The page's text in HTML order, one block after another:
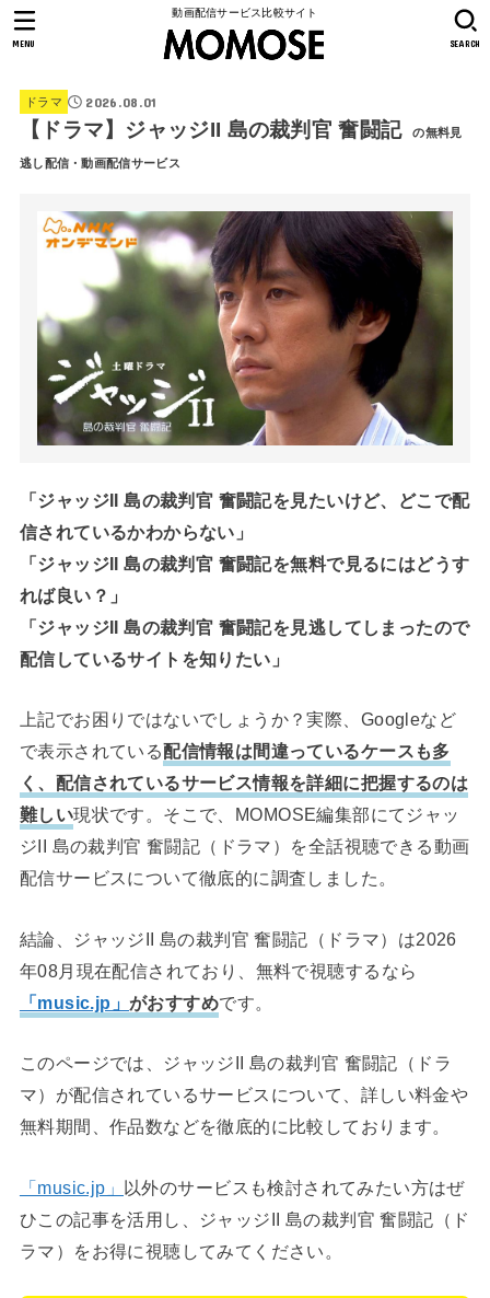
動画配信サービス比較サイト
SEARCH
MENU
ドラマ 2026.08.01
【ドラマ】ジャッジII 島の裁判官 奮闘記 の無料見
逃し配信・動画配信サービス
「ジャッジII 島の裁判官 奮闘記を見たいけど、どこで配
信されているかわからない」
「ジャッジII 島の裁判官 奮闘記を無料で見るにはどうす
れば良い？」
「ジャッジII 島の裁判官 奮闘記を見逃してしまったので
配信しているサイトを知りたい」
上記でお困りではないでしょうか？実際、Googleなど
で表示されている配信情報は間違っているケースも多
く、配信されているサービス情報を詳細に把握するのは
難しい現状です。そこで、MOMOSE編集部にてジャッ
ジII 島の裁判官 奮闘記（ドラマ）を全話視聴できる動画
配信サービスについて徹底的に調査しました。
結論、ジャッジII 島の裁判官 奮闘記（ドラマ）は2026
年08月現在配信されており、無料で視聴するなら
「music.jp」がおすすめです。
このページでは、ジャッジII 島の裁判官 奮闘記（ドラ
マ）が配信されているサービスについて、詳しい料金や
無料期間、作品数などを徹底的に比較しております。
「music.jp」 以外のサービスも検討されてみたい方はぜ
ひこの記事を活用し、ジャッジII 島の裁判官 奮闘記（ド
ラマ）をお得に視聴してみてください。